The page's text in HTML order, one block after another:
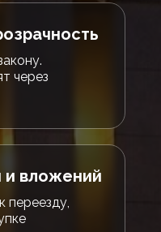
через
переезду,
и вложений